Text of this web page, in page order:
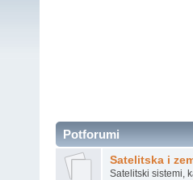
Potforumi
Satelitska i
Satelitski sistemi,